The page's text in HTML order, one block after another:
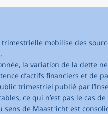
trimestrielle mobilise des
la variation de la dette
d’actifs financiers et de
trimestriel publié par
ce qui n’est pas le cas
sens de Maastricht est